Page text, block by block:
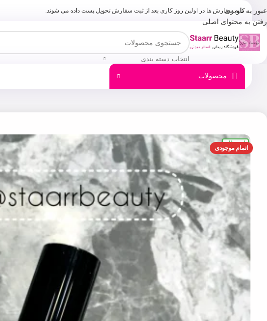
عبور به ناوبری
رفتن به محتوای اصلی
کلیه سفارش ها در اولبن روز کاری بعد از ثبت سفارش تحویل پست داده می شوند.
انتخاب دسته بندی
محصولات
اتمام موجودی
اورجینال